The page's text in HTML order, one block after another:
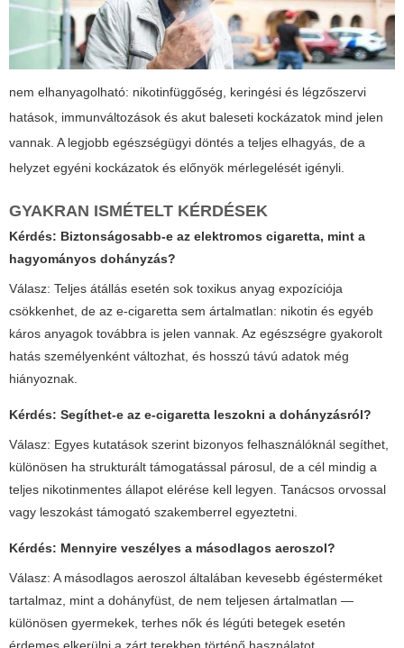
nem elhanyagolható: nikotinfüggőség, keringési és légzőszervi
hatások, immunváltozások és akut baleseti kockázatok mind jelen
vannak. A legjobb egészségügyi döntés a teljes elhagyás, de a
helyzet egyéni kockázatok és előnyök mérlegelését igényli.
GYAKRAN ISMÉTELT KÉRDÉSEK
Kérdés: Biztonságosabb-e az elektromos cigaretta, mint a
hagyományos dohányzás?
Válasz: Teljes átállás esetén sok toxikus anyag expozíciója
csökkenhet, de az e-cigaretta sem ártalmatlan: nikotin és egyéb
káros anyagok továbbra is jelen vannak. Az egészségre gyakorolt
hatás személyenként változhat, és hosszú távú adatok még
hiányoznak.
Kérdés: Segíthet-e az e-cigaretta leszokni a dohányzásról?
Válasz: Egyes kutatások szerint bizonyos felhasználóknál segíthet,
különösen ha strukturált támogatással párosul, de a cél mindig a
teljes nikotinmentes állapot elérése kell legyen. Tanácsos orvossal
vagy leszokást támogató szakemberrel egyeztetni.
Kérdés: Mennyire veszélyes a másodlagos aeroszol?
Válasz: A másodlagos aeroszol általában kevesebb égésterméket
tartalmaz, mint a dohányfüst, de nem teljesen ártalmatlan —
különösen gyermekek, terhes nők és légúti betegek esetén